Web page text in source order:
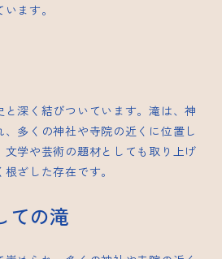
ます。
深く結びついています。滝は、神
多くの神社や寺院の近くに位置し
文学や芸術の題材としても取り上げ
ざした存在です。
ての滝